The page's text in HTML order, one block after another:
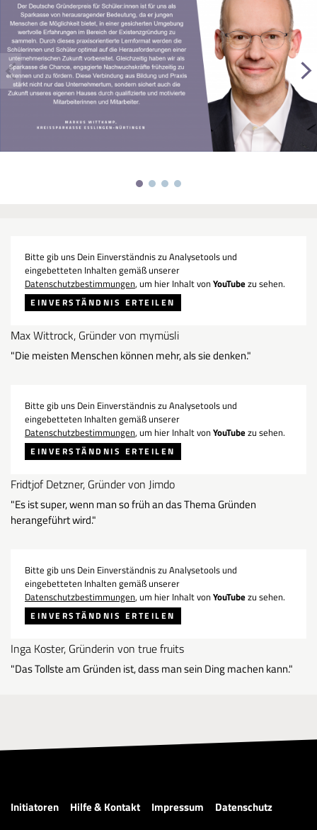
Max Wittrock, Gründer von mymüsli
"Die meisten Menschen können mehr, als sie denken."
Bitte gib uns Dein Einverständnis zu Analysetools und
eingebetteten Inhalten gemäß unserer
Datenschutzbestimmungen, um hier Inhalt vonYouTubezu sehen.
EINVERSTÄNDNIS ERTEILEN
Fridtjof Detzner, Gründer von Jimdo
"Es ist super, wenn man so früh an das Thema Gründen
herangeführt wird."
Bitte gib uns Dein Einverständnis zu Analysetools und
eingebetteten Inhalten gemäß unserer
Datenschutzbestimmungen, um hier Inhalt vonYouTubezu sehen.
EINVERSTÄNDNIS ERTEILEN
Inga Koster, Gründerin von true fruits
"Das Tollste am Gründen ist, dass man sein Ding machen kann."
Bitte gib uns Dein Einverständnis zu Analysetools und
eingebetteten Inhalten gemäß unserer
Datenschutzbestimmungen, um hier Inhalt vonYouTubezu sehen.
EINVERSTÄNDNIS ERTEILEN
Initiatoren Hilfe & Kontakt Impressum Datenschutz